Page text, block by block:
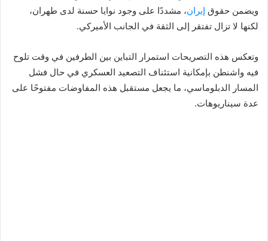
ويضمن حقوق إيران، مشددًا على وجود نوايا حسنة لدى طهران،
لكنها لا تزال تفتقر إلى الثقة في الجانب الأميركي.
وتعكس هذه التصريحات استمرار التباين بين الطرفين في وقت تلوح
فيه واشنطن بإمكانية استئناف التصعيد العسكري في حال فشل
المسار الدبلوماسي، ما يجعل مستقبل هذه المفاوضات مفتوحًا على
عدة سيناريوهات.